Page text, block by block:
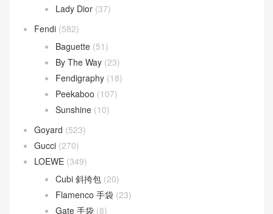
Lady Dior (37)
Fendi (582)
Baguette (51)
By The Way (23)
Fendigraphy (18)
Peekaboo (107)
Sunshine (10)
Goyard (523)
Gucci (270)
LOEWE (349)
Cubi 斜挎包 (20)
Flamenco 手袋 (23)
Gate 手袋 (8)